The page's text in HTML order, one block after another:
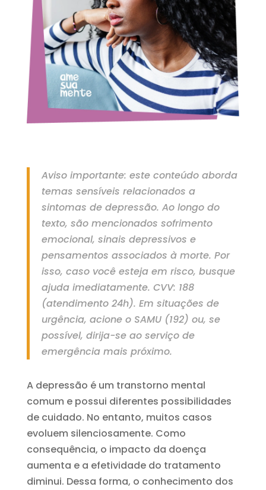
Aviso importante: este conteúdo aborda
temas sensíveis relacionados a
sintomas de depressão. Ao longo do
texto, são mencionados sofrimento
emocional, sinais depressivos e
pensamentos associados à morte. Por
isso, caso você esteja em risco, busque
ajuda imediatamente. CVV: 188
(atendimento 24h). Em situações de
urgência, acione o SAMU (192) ou, se
possível, dirija-se ao serviço de
emergência mais próximo.
A depressão é um transtorno mental
comum e possui diferentes possibilidades
de cuidado. No entanto, muitos casos
evoluem silenciosamente. Como
consequência, o impacto da doença
aumenta e a efetividade do tratamento
diminui. Dessa forma, o conhecimento dos